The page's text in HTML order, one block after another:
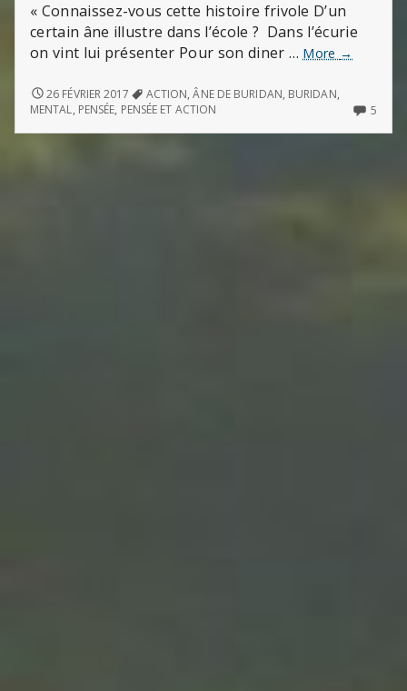
« Connaissez-vous cette histoire frivole D’un
certain âne illustre dans l’école ? Dans l’écurie
on vint lui présenter Pour son diner … More L’âne
→
L’ÂNE
DE
26 FÉVRIER 2017 ACTION,ÂNE DE BURIDAN, BURIDAN,
MENTAL, PENSÉE, PENSÉE ET ACTION 5